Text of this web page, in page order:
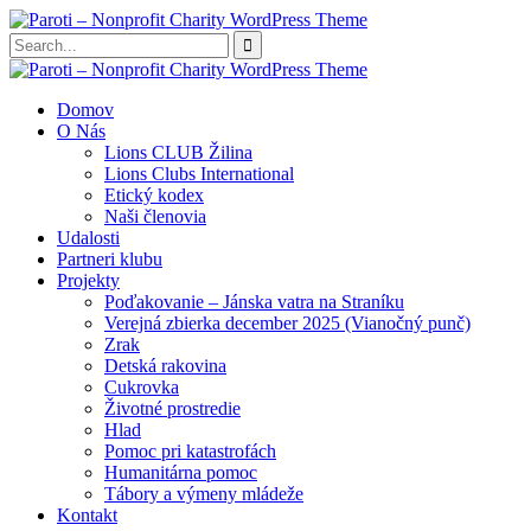
Domov
O Nás
Lions CLUB Žilina
Lions Clubs International
Etický kodex
Naši členovia
Udalosti
Partneri klubu
Projekty
Poďakovanie – Jánska vatra na Straníku
Verejná zbierka december 2025 (Vianočný punč)
Zrak
Detská rakovina
Cukrovka
Životné prostredie
Hlad
Pomoc pri katastrofách
Humanitárna pomoc
Tábory a výmeny mládeže
Kontakt